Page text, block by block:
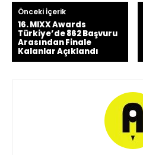
Önceki İçerik
16. MIXX Awards
Türkiye’de 862 Başvuru
Arasından Finale
Kalanlar Açıklandı